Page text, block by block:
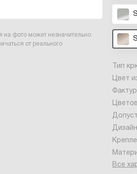
на фото может незначительно
от реального
Тип
Цвет
Дизайн
Все